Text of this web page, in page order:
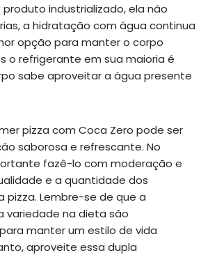
produto industrializado, ela não
a hidratação com água continua
opção para manter o corpo
o refrigerante em sua maioria é
sabe aproveitar a água presente
pizza com Coca Zero pode ser
saborosa e refrescante. No
fazê-lo com moderação e
e a quantidade dos
pizza. Lembre-se de que a
variedade na dieta são
manter um estilo de vida
aproveite essa dupla